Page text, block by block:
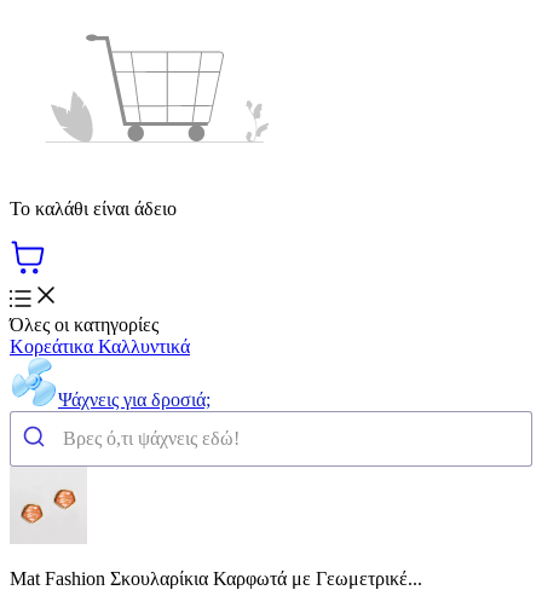
Το καλάθι είναι άδειο
Όλες οι κατηγορίες
Κορεάτικα Καλλυντικά
Ψάχνεις για δροσιά;
Mat Fashion Σκουλαρίκια Καρφωτά με Γεωμετρικέ...